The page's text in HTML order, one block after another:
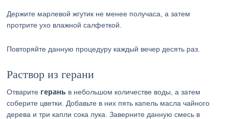
Держите марлевой жгутик не менее получаса, а затем
протрите ухо влажной салфеткой.
Повторяйте данную процедуру каждый вечер десять раз.
Раствор из герани
Отварите герань в небольшом количестве воды, а затем
соберите цветки. Добавьте в них пять капель масла чайного
дерева и три капли сока лука. Заверните данную смесь в